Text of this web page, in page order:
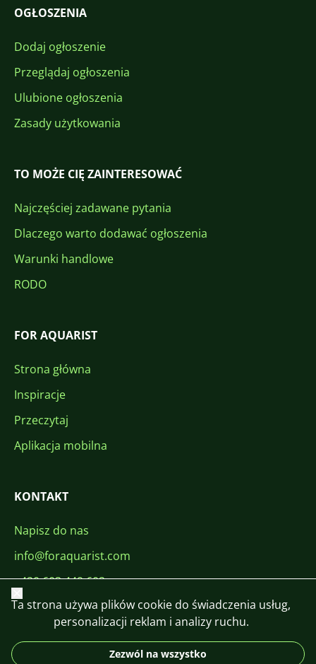
OGŁOSZENIA
Dodaj ogłoszenie
Przeglądaj ogłoszenia
Ulubione ogłoszenia
Zasady użytkowania
TO MOŻE CIĘ ZAINTERESOWAĆ
Najczęściej zadawane pytania
Dlaczego warto dodawać ogłoszenia
Warunki handlowe
RODO
FOR AQUARIST
Strona główna
Inspiracje
Przeczytaj
Aplikacja mobilna
KONTAKT
Napisz do nas
info@foraquarist.com
+420 603 449 602
Zamknij
Ta strona używa plików cookie do świadczenia usług,
personalizacji reklam i analizy ruchu.
Zezwól na wszystko